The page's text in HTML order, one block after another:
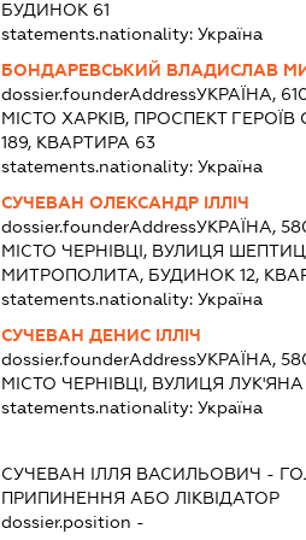
БУДИНОК 61
statements.nationality:Україна
БОНДАРЕВСЬКИЙ ВЛАДИСЛАВ
dossier.founderAddressУКРАЇНА,
МІСТО ХАРКІВ, ПРОСПЕКТ
189, КВАРТИРА 63
statements.nationality:Україна
СУЧЕВАН ОЛЕКСАНДР ІЛЛІЧ
dossier.founderAddressУКРАЇНА,
МІСТО ЧЕРНІВЦІ, ВУЛИЦЯ
МИТРОПОЛИТА, БУДИНОК 12,
statements.nationality:Україна
СУЧЕВАН ДЕНИС ІЛЛІЧ
dossier.founderAddressУКРАЇНА,
МІСТО ЧЕРНІВЦІ, ВУЛИЦЯ
statements.nationality:Україна
СУЧЕВАН ІЛЛЯ ВАСИЛЬОВИЧ -
ПРИПИНЕННЯ АБО ЛІКВІДАТОР
dossier.position -